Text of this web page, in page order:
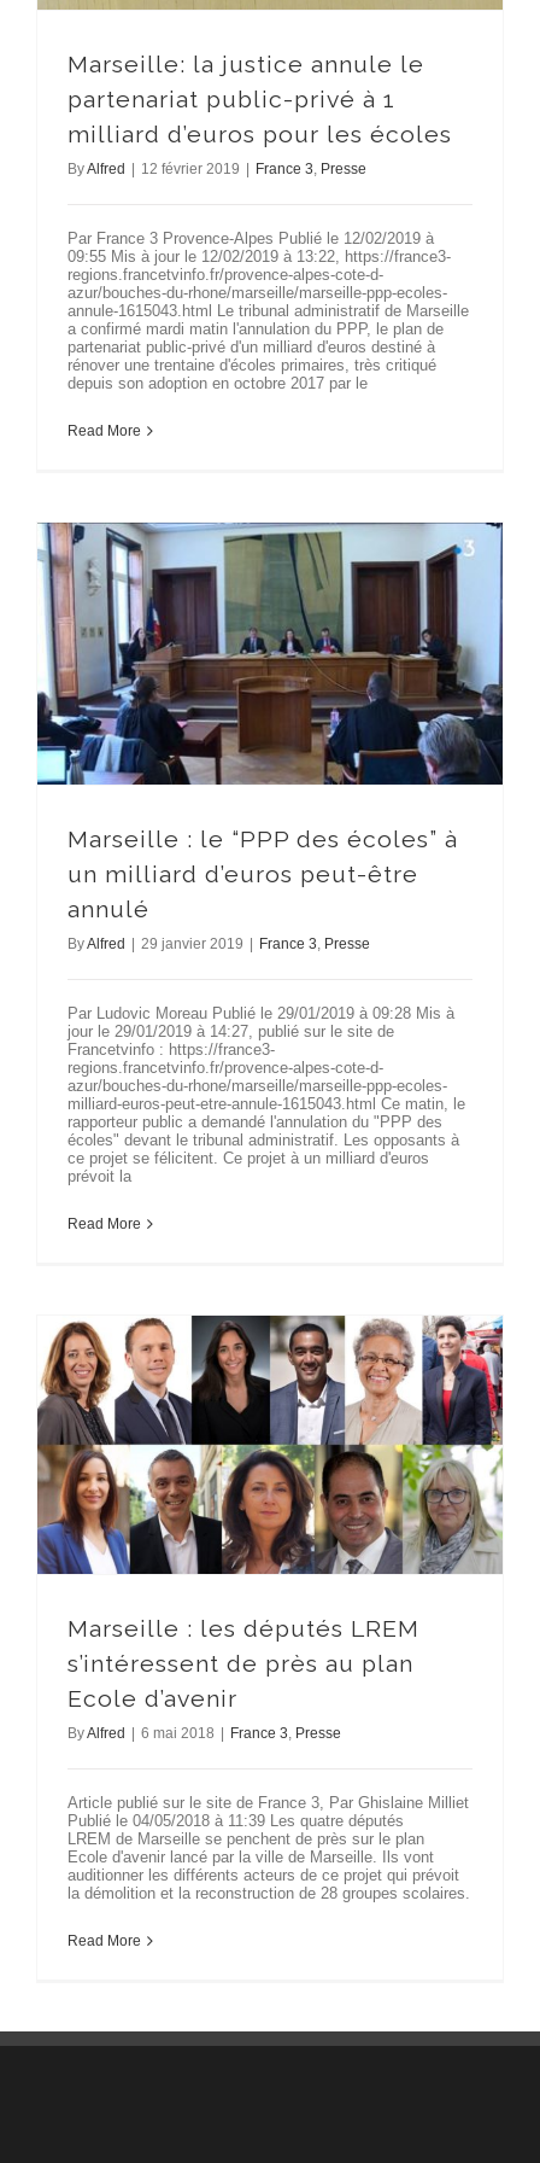
Marseille: la justice annule le
partenariat public-privé à 1
milliard d’euros pour les écoles
ByAlfred | 12 février 2019 | France 3 Presse
Par France 3 Provence-Alpes Publié le 12/02/2019 à
09:55 Mis à jour le 12/02/2019 à 13:22, https://france3-
regions.francetvinfo.fr/provence-alpes-cote-d-
azur/bouches-du-rhone/marseille/marseille-ppp-ecoles-
annule-1615043.html Le tribunal administratif de Marseille
a confirmé mardi matin l'annulation du PPP, le plan de
partenariat public-privé d'un milliard d'euros destiné à
rénover une trentaine d'écoles primaires, très critiqué
depuis son adoption en octobre 2017 par le
Read More
Marseille : le “PPP des écoles” à
un milliard d’euros peut-être
annulé
ByAlfred 29 janvier 2019 France 3, Presse
Par Ludovic Moreau Publié le 29/01/2019 à 09:28 Mis à
jour le 29/01/2019 à 14:27, publié sur le site de
Francetvinfo : https://france3-
regions.francetvinfo.fr/provence-alpes-cote-d-
azur/bouches-du-rhone/marseille/marseille-ppp-ecoles-
milliard-euros-peut-etre-annule-1615043.html Ce matin, le
rapporteur public a demandé l'annulation du "PPP des
écoles" devant le tribunal administratif. Les opposants à
ce projet se félicitent. Ce projet à un milliard d'euros
prévoit la
Read More
Marseille : les députés LREM
s’intéressent de près au plan
Ecole d’avenir
ByAlfred 6 mai 2018 France 3, Presse
Article publié sur le site de France 3, Par Ghislaine Milliet
Publié le 04/05/2018 à 11:39 Les quatre députés
LREM de Marseille se penchent de près sur le plan
Ecole d'avenir lancé par la ville de Marseille. Ils vont
auditionner les différents acteurs de ce projet qui prévoit
la démolition et la reconstruction de 28 groupes scolaires.
Read More